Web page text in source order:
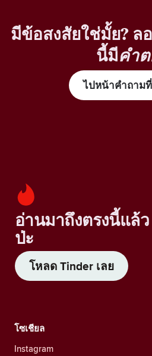
มีข้อสงสัยใช่มั้ย? ล
นี้มีคำ
ไปหน้าคำถาม
อ่านมาถึงตรงนี้แล้
ป่ะ
โหลด Tinder เลย
โซเชียล
Instagram